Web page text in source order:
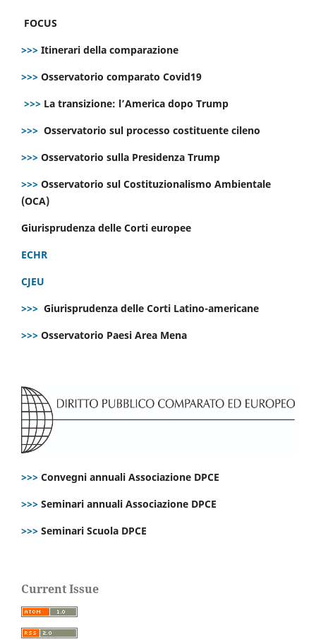
FOCUS
>>> Itinerari della comparazione
>>> Osservatorio comparato Covid19
>>> La transizione: l’America dopo Trump
>>> Osservatorio sul processo costituente cileno
>>> Osservatorio sulla Presidenza Trump
>>> Osservatorio sul Costituzionalismo Ambientale
(OCA)
Giurisprudenza delle Corti europee
ECHR
CJEU
>>> Giurisprudenza delle Corti Latino-americane
>>> Osservatorio Paesi Area Mena
>>> Convegni annuali Associazione DPCE
>>> Seminari annuali Associazione DPCE
>>> Seminari Scuola DPCE
Current Issue